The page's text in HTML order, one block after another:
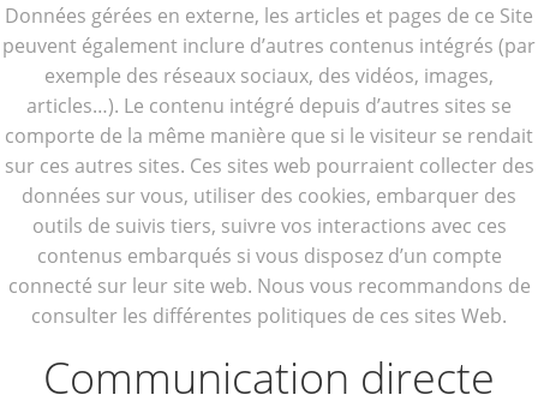
Données gérées en externe, les articles et pages de ce Site
peuvent également inclure d’autres contenus intégrés (par
exemple des réseaux sociaux, des vidéos, images,
articles…). Le contenu intégré depuis d’autres sites se
comporte de la même manière que si le visiteur se rendait
sur ces autres sites. Ces sites web pourraient collecter des
données sur vous, utiliser des cookies, embarquer des
outils de suivis tiers, suivre vos interactions avec ces
contenus embarqués si vous disposez d’un compte
connecté sur leur site web. Nous vous recommandons de
consulter les différentes politiques de ces sites Web.
Communication directe